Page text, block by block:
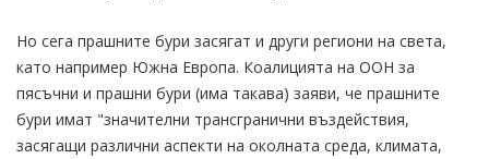
Но сега прашните бури засягат и други региони на света,
като например Южна Европа. Коалицията на ООН за
пясъчни и прашни бури (има такава) заяви, че прашните
бури имат "значителни трансгранични въздействия,
засягащи различни аспекти на околната среда, климата,